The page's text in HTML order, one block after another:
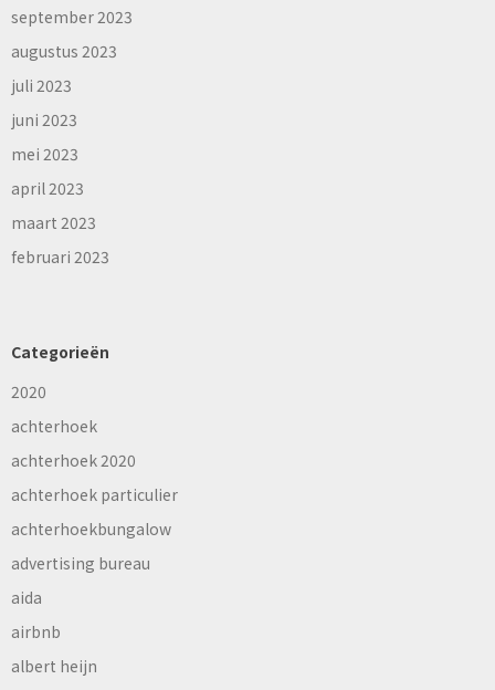
september 2023
augustus 2023
juli 2023
juni 2023
mei 2023
april 2023
maart 2023
februari 2023
Categorieën
2020
achterhoek
achterhoek 2020
achterhoek particulier
achterhoekbungalow
advertising bureau
aida
airbnb
albert heijn